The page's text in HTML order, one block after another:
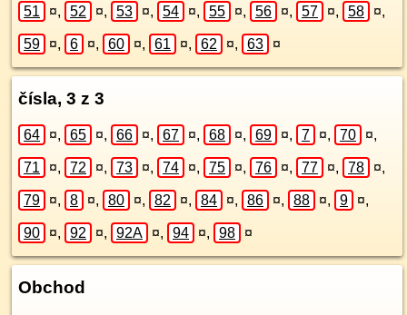
51 ¤, 52 ¤, 53 ¤, 54 ¤, 55 ¤, 56 ¤, 57 ¤, 58 ¤,
59 ¤, 6 ¤, 60 ¤, 61 ¤, 62 ¤, 63 ¤
čísla, 3 z 3
64 ¤, 65 ¤, 66 ¤, 67 ¤, 68 ¤, 69 ¤, 7 ¤, 70 ¤,
71 ¤, 72 ¤, 73 ¤, 74 ¤, 75 ¤, 76 ¤, 77 ¤, 78 ¤,
79 ¤, 8 ¤, 80 ¤, 82 ¤, 84 ¤, 86 ¤, 88 ¤, 9 ¤,
90 ¤, 92 ¤, 92A ¤, 94 ¤, 98 ¤
Obchod